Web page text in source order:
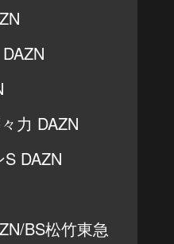
力 DAZN
DAZN
BS松竹東急